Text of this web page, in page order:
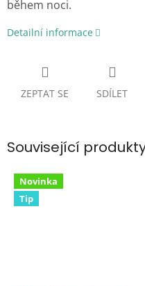
během noci.
Detailní informace
ZEPTAT SE SDÍLET
Související
Novinka
Tip